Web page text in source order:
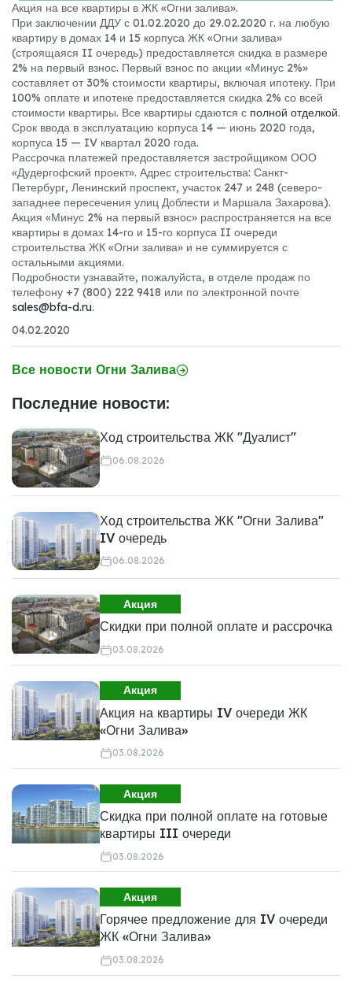
Акция на все квартиры в ЖК «Огни залива».
При заключении ДДУ с 01.02.2020 до 29.02.2020 г. на любую
квартиру в домах 14 и 15 корпуса ЖК «Огни залива»
(строящаяся II очередь) предоставляется скидка в размере
2% на первый взнос. Первый взнос по акции «Минус 2%»
составляет от 30% стоимости квартиры, включая ипотеку. При
100% оплате и ипотеке предоставляется скидка 2% со всей
стоимости квартиры. Все квартиры сдаются с полной отделкой.
Срок ввода в эксплуатацию корпуса 14 — июнь 2020 года,
корпуса 15 — IV квартал 2020 года.
Рассрочка платежей предоставляется застройщиком ООО
«Дудергофский проект». Адрес строительства: Санкт-
Петербург, Ленинский проспект, участок 247 и 248 (северо-
западнее пересечения улиц Доблести и Маршала Захарова).
Акция «Минус 2% на первый взнос» распространяется на все
квартиры в домах 14-го и 15-го корпуса II очереди
строительства ЖК «Огни залива» и не суммируется с
остальными акциями.
Подробности узнавайте, пожалуйста, в отделе продаж по
телефону +7 (800) 222 9418 или по электронной почте
sales@bfa-d.ru.
04.02.2020
Все новости Огни Залива
Последние новости:
Ход строительства ЖК "Дуалист"
06.08.2026
Ход строительства ЖК "Огни Залива"
IV очередь
06.08.2026
Акция
Скидки при полной оплате и рассрочка
03.08.2026
Акция
Акция на квартиры IV очереди ЖК
«Огни Залива»
03.08.2026
Акция
Скидка при полной оплате на готовые
квартиры III очереди
03.08.2026
Акция
Горячее предложение для IV очереди
ЖК «Огни Залива»
03.08.2026